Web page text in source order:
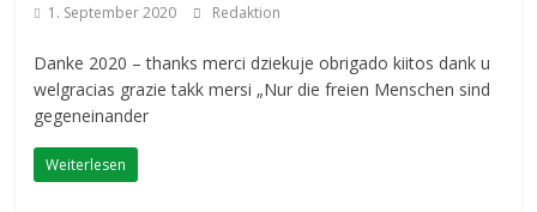
1. September 2020 Redaktion
Danke 2020 – thanks merci dziekuje obrigado kiitos dank u
welgracias grazie takk mersi „Nur die freien Menschen sind
gegeneinander
Weiterlesen